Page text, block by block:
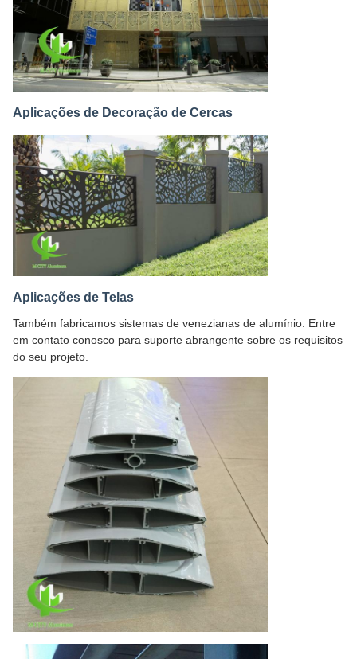
Aplicações de Decoração de Cercas
Aplicações de Telas
Também fabricamos sistemas de venezianas de alumínio. Entre
em contato conosco para suporte abrangente sobre os requisitos
do seu projeto.